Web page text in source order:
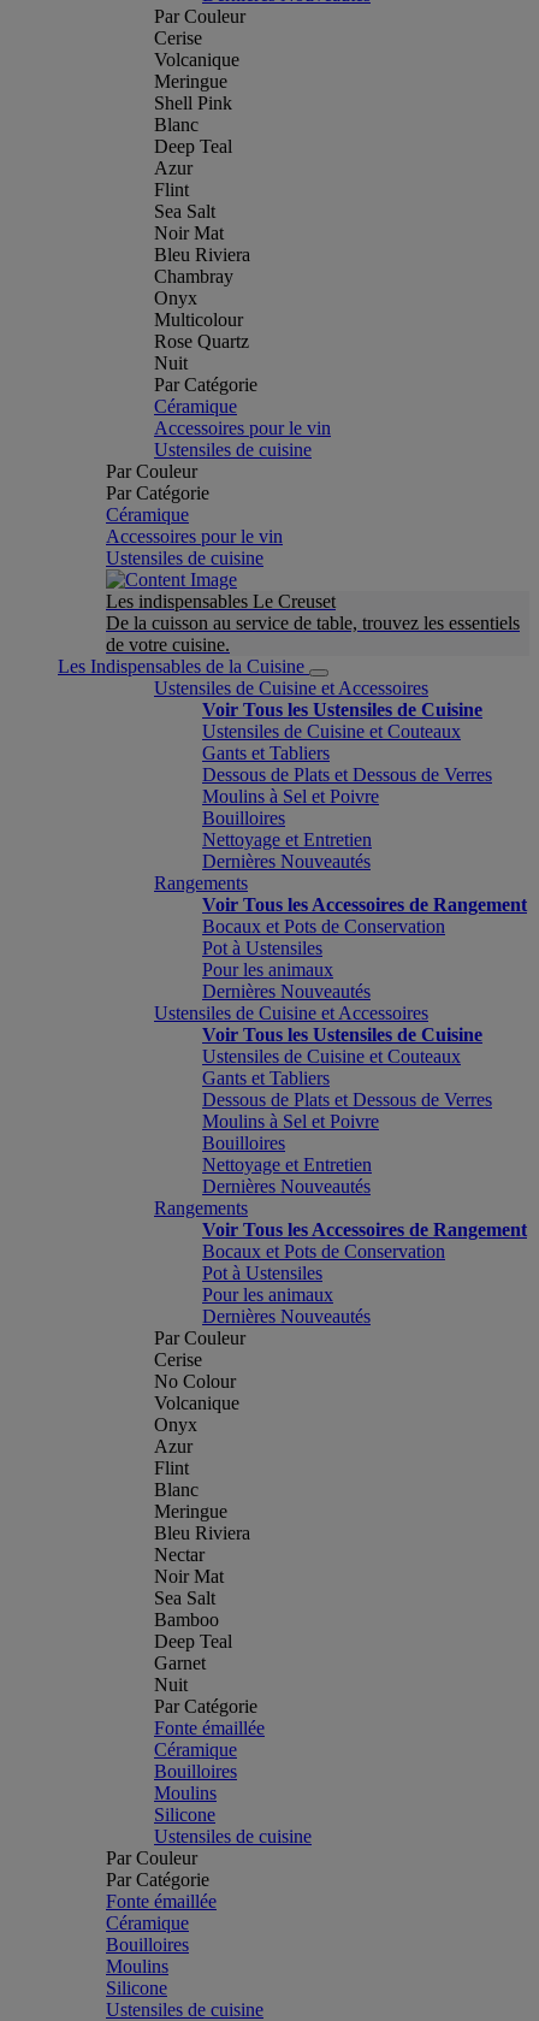
Par Couleur
Cerise
Volcanique
Meringue
Shell Pink
Blanc
Deep Teal
Azur
Flint
Sea Salt
Noir Mat
Bleu Riviera
Chambray
Onyx
Multicolour
Rose Quartz
Nuit
Par Catégorie
Céramique
Accessoires pour le vin
Ustensiles de cuisine
Par Couleur
Par Catégorie
Céramique
Accessoires pour le vin
Ustensiles de cuisine
Les indispensables Le Creuset
De la cuisson au service de table, trouvez les essentiels
de votre cuisine.
Les Indispensables de la Cuisine
Ustensiles de Cuisine et Accessoires
Voir Tous les Ustensiles de Cuisine
Ustensiles de Cuisine et Couteaux
Gants et Tabliers
Dessous de Plats et Dessous de Verres
Moulins à Sel et Poivre
Bouilloires
Nettoyage et Entretien
Dernières Nouveautés
Rangements
Voir Tous les Accessoires de Rangement
Bocaux et Pots de Conservation
Pot à Ustensiles
Pour les animaux
Dernières Nouveautés
Ustensiles de Cuisine et Accessoires
Voir Tous les Ustensiles de Cuisine
Ustensiles de Cuisine et Couteaux
Gants et Tabliers
Dessous de Plats et Dessous de Verres
Moulins à Sel et Poivre
Bouilloires
Nettoyage et Entretien
Dernières Nouveautés
Rangements
Voir Tous les Accessoires de Rangement
Bocaux et Pots de Conservation
Pot à Ustensiles
Pour les animaux
Dernières Nouveautés
Par Couleur
Cerise
No Colour
Volcanique
Onyx
Azur
Flint
Blanc
Meringue
Bleu Riviera
Nectar
Noir Mat
Sea Salt
Bamboo
Deep Teal
Garnet
Nuit
Par Catégorie
Fonte émaillée
Céramique
Bouilloires
Moulins
Silicone
Ustensiles de cuisine
Par Couleur
Par Catégorie
Fonte émaillée
Céramique
Bouilloires
Moulins
Silicone
Ustensiles de cuisine